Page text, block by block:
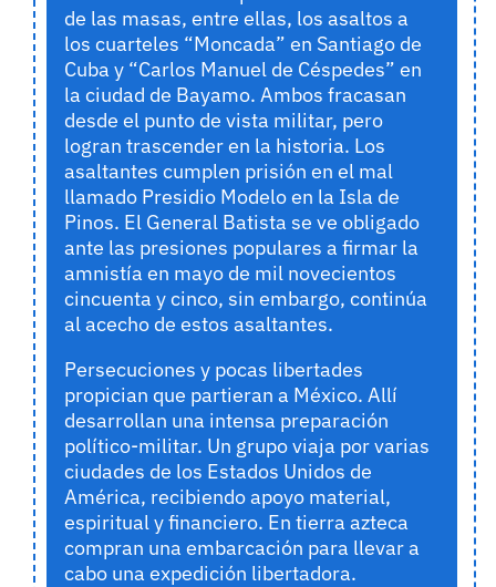
de las masas, entre ellas, los asaltos a
los cuarteles “Moncada” en Santiago de
Cuba y “Carlos Manuel de Céspedes” en
la ciudad de Bayamo. Ambos fracasan
desde el punto de vista militar, pero
logran trascender en la historia. Los
asaltantes cumplen prisión en el mal
llamado Presidio Modelo en la Isla de
Pinos. El General Batista se ve obligado
ante las presiones populares a firmar la
amnistía en mayo de mil novecientos
cincuenta y cinco, sin embargo, continúa
al acecho de estos asaltantes.
Persecuciones y pocas libertades
propician que partieran a México. Allí
desarrollan una intensa preparación
político-militar. Un grupo viaja por varias
ciudades de los Estados Unidos de
América, recibiendo apoyo material,
espiritual y financiero. En tierra azteca
compran una embarcación para llevar a
cabo una expedición libertadora.